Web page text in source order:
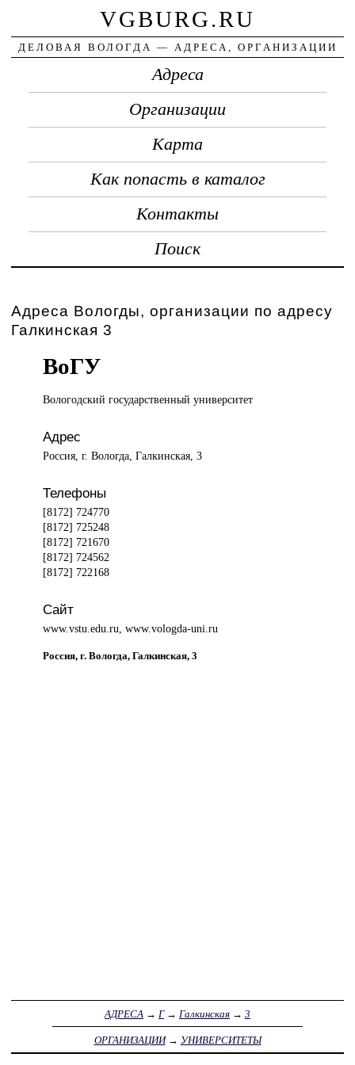
VGBURG.RU
ДЕЛОВАЯ ВОЛОГДА — АДРЕСА, ОРГАНИЗАЦИИ
Адреса
Организации
Карта
Как попасть в каталог
Контакты
Поиск
Адреса Вологды, организации по адресу
Галкинская 3
ВоГУ
Вологодский государственныйуниверситет
Адрес
Россия, г. Вологда, Галкинская, 3
Телефоны
[8172] 724770
[8172] 725248
[8172] 721670
[8172] 724562
[8172] 722168
Сайт
www.vstu.edu.ru, www.vologda-uni.ru
Россия, г. Вологда, Галкинская, 3
АДРЕСА → Г→ Галкинская → 3
ОРГАНИЗАЦИИ→ УНИВЕРСИТЕТЫ